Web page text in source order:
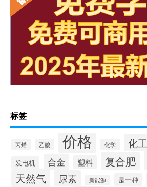
标签
丙烯 乙酸 价格 化学 化工
发电机 合金 塑料 复合肥
天然气 尿素 新能源 是一种